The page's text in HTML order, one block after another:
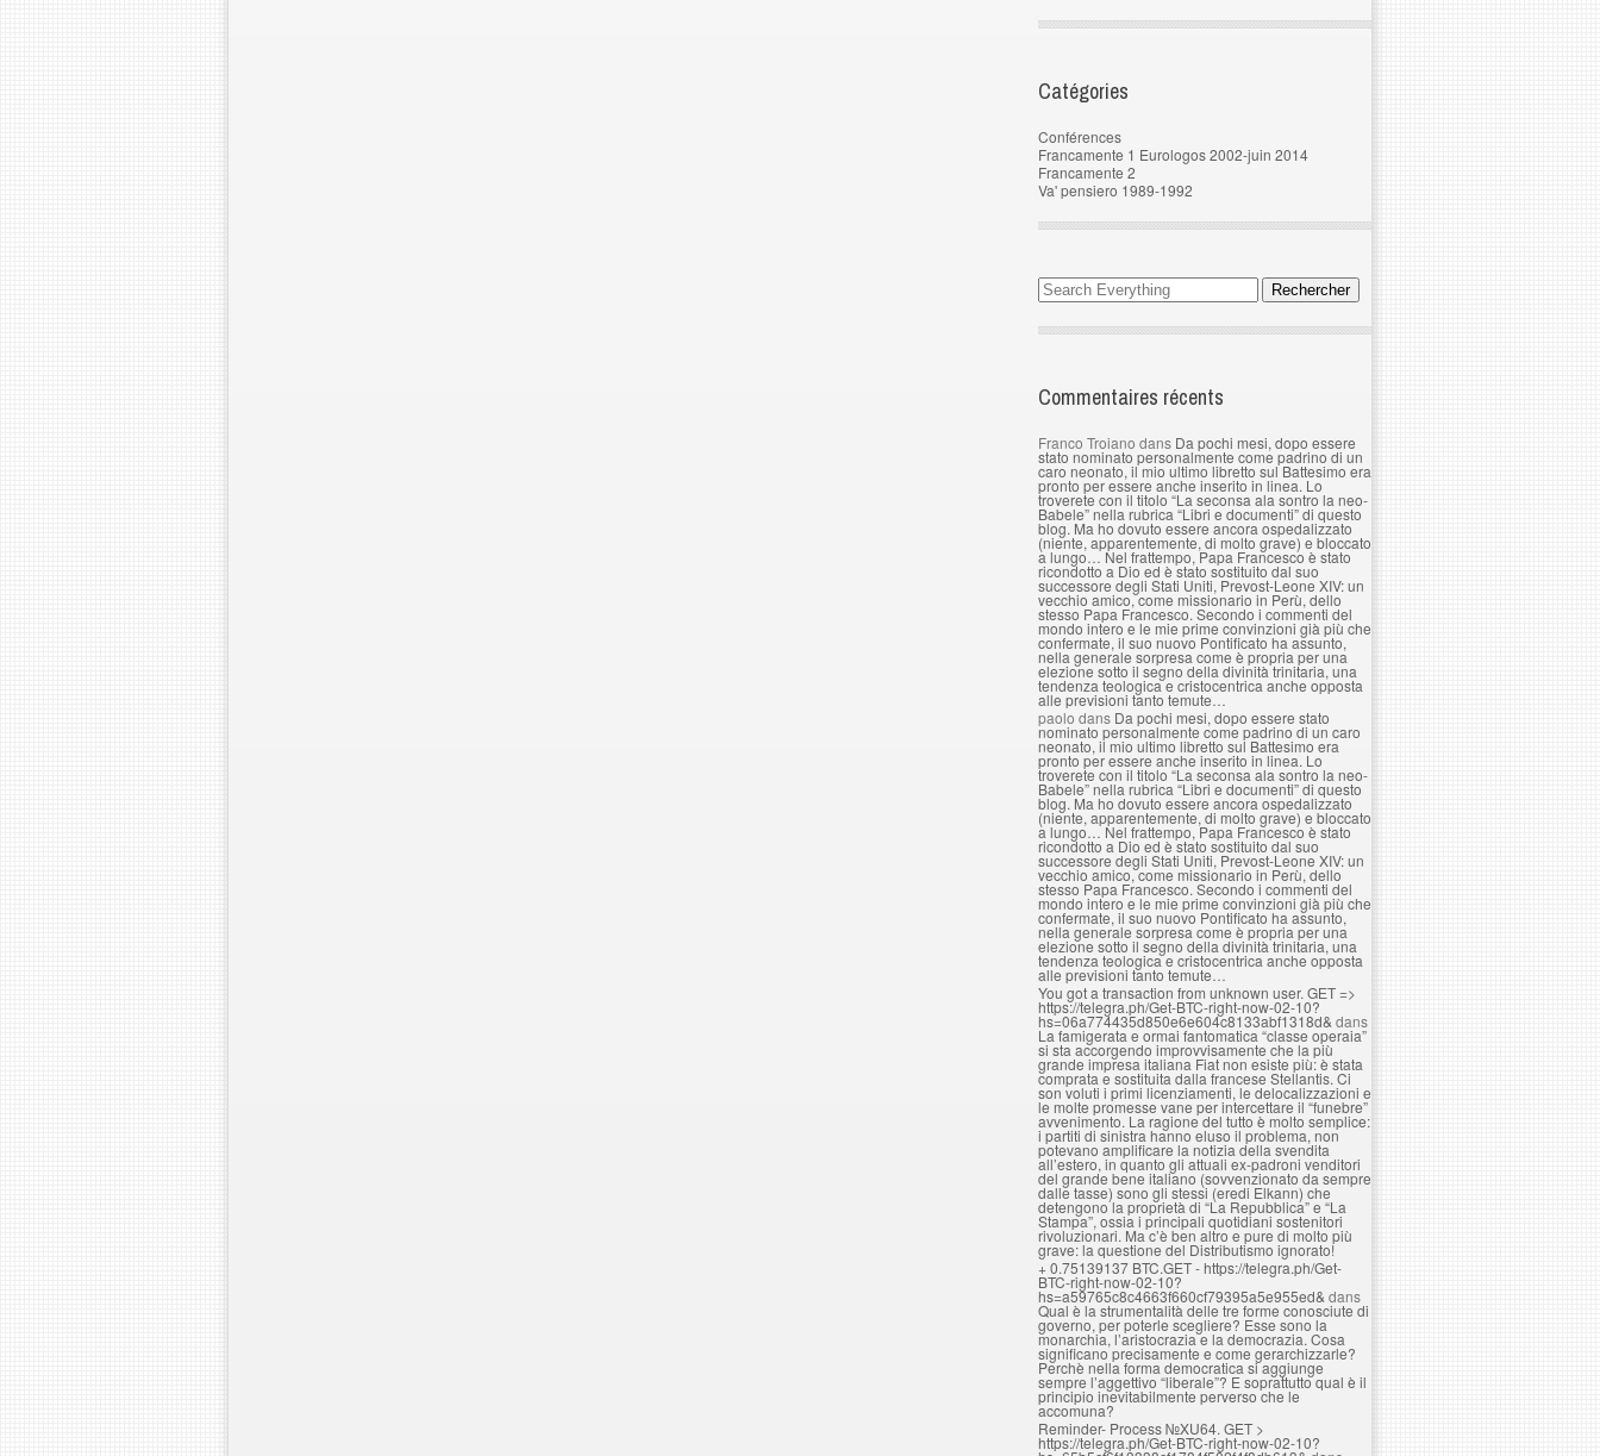
Catégories
Conférences
Francamente 1 Eurologos 2002-juin 2014
Francamente 2
Va' pensiero 1989-1992
Commentaires récents
Franco Troiano dans Da pochi mesi, dopo essere
stato nominato personalmente come padrino di un
caro neonato, il mio ultimo libretto sul Battesimo era
pronto per essere anche inserito in linea. Lo
troverete con il titolo “La seconsa ala sontro la neo-
Babele” nella rubrica “Libri e documenti” di questo
blog. Ma ho dovuto essere ancora ospedalizzato
(niente, apparentemente, di molto grave) e bloccato
a lungo… Nel frattempo, Papa Francesco è stato
ricondotto a Dio ed è stato sostituito dal suo
successore degli Stati Uniti, Prevost-Leone XIV: un
vecchio amico, come missionario in Perù, dello
stesso Papa Francesco. Secondo i commenti del
mondo intero e le mie prime convinzioni già più che
confermate, il suo nuovo Pontificato ha assunto,
nella generale sorpresa come è propria per una
elezione sotto il segno della divinità trinitaria, una
tendenza teologica e cristocentrica anche opposta
alle previsioni tanto temute…
paolo dans Da pochi mesi, dopo essere stato
nominato personalmente come padrino di un caro
neonato, il mio ultimo libretto sul Battesimo era
pronto per essere anche inserito in linea. Lo
troverete con il titolo “La seconsa ala sontro la neo-
Babele” nella rubrica “Libri e documenti” di questo
blog. Ma ho dovuto essere ancora ospedalizzato
(niente, apparentemente, di molto grave) e bloccato
a lungo… Nel frattempo, Papa Francesco è stato
ricondotto a Dio ed è stato sostituito dal suo
successore degli Stati Uniti, Prevost-Leone XIV: un
vecchio amico, come missionario in Perù, dello
stesso Papa Francesco. Secondo i commenti del
mondo intero e le mie prime convinzioni già più che
confermate, il suo nuovo Pontificato ha assunto,
nella generale sorpresa come è propria per una
elezione sotto il segno della divinità trinitaria, una
tendenza teologica e cristocentrica anche opposta
alle previsioni tanto temute…
You got a transaction from unknown user. GЕТ =>
https://telegra.ph/Get-BTC-right-now-02-10?
hs=06a774435d850e6e604c8133abf1318d& dans
La famigerata e ormai fantomatica “classe operaia”
si sta accorgendo improvvisamente che la più
grande impresa italiana Fiat non esiste più: è stata
comprata e sostituita dalla francese Stellantis. Ci
son voluti i primi licenziamenti, le delocalizzazioni e
le molte promesse vane per intercettare il “funebre”
avvenimento. La ragione del tutto è molto semplice:
i partiti di sinistra hanno eluso il problema, non
potevano amplificare la notizia della svendita
all’estero, in quanto gli attuali ex-padroni venditori
del grande bene italiano (sovvenzionato da sempre
dalle tasse) sono gli stessi (eredi Elkann) che
detengono la proprietà di “La Repubblica” e “La
Stampa”, ossia i principali quotidiani sostenitori
rivoluzionari. Ma c’è ben altro e pure di molto più
grave: la questione del Distributismo ignorato!
+ 0.75139137 BTC.GET - https://telegra.ph/Get-
BTC-right-now-02-10?
hs=a59765c8c4663f660cf79395a5e955ed& dans
Qual è la strumentalità delle tre forme conosciute di
governo, per poterle scegliere? Esse sono la
monarchia, l’aristocrazia e la democrazia. Cosa
significano precisamente e come gerarchizzarle?
Perchè nella forma democratica si aggiunge
sempre l’aggettivo “liberale”? E soprattutto qual è il
principio inevitabilmente perverso che le
accomuna?
Reminder- Process №XU64. GET >
https://telegra.ph/Get-BTC-right-now-02-10?